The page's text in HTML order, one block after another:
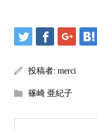
投稿者: merci
篠崎 亜紀子